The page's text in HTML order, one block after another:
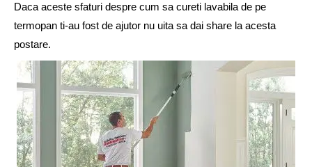
Daca aceste sfaturi despre cum sa cureti lavabila de pe
termopan ti-au fost de ajutor nu uita sa dai share la acesta
postare.